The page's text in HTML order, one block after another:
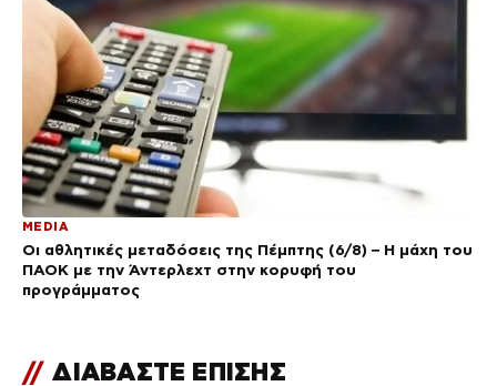
MEDIA
Οι αθλητικές μεταδόσεις της Πέμπτης (6/8) – Η μάχη του
ΠΑΟΚ με την Άντερλεχτ στην κορυφή του
προγράμματος
// ΔΙΑΒΑΣΤΕ ΕΠΙΣΗΣ